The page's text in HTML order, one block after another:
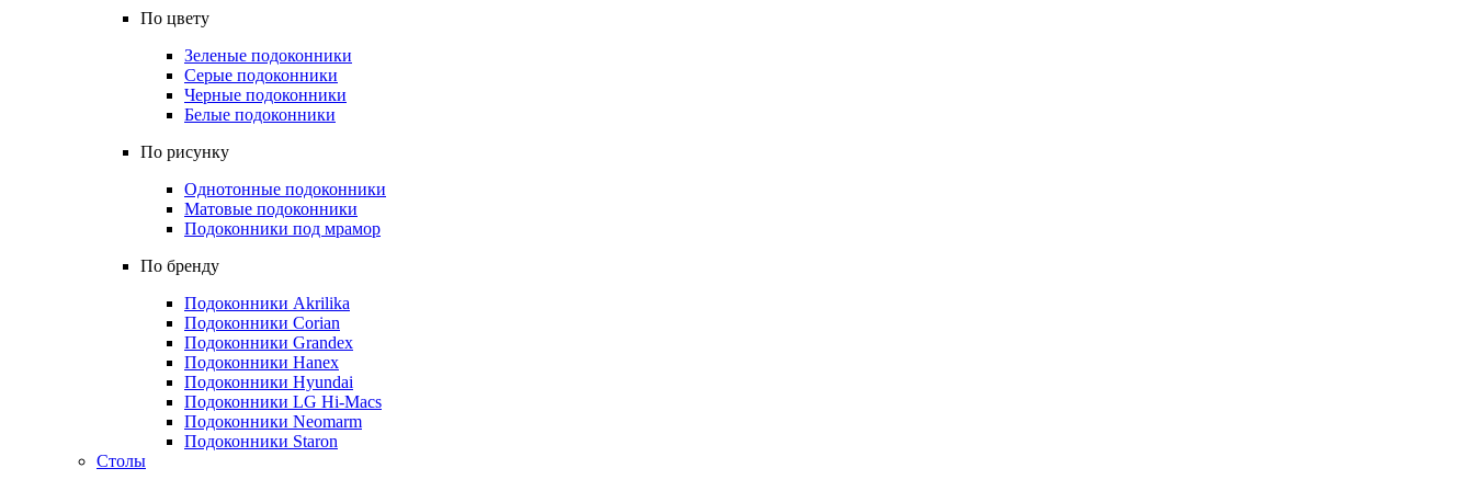
По цвету
Зеленые подоконники
Серые подоконники
Черные подоконники
Белые подоконники
По рисунку
Однотонные подоконники
Матовые подоконники
Подоконники под мрамор
По бренду
Подоконники Akrilika
Подоконники Corian
Подоконники Grandex
Подоконники Hanex
Подоконники Hyundai
Подоконники LG Hi-Macs
Подоконники Neomarm
Подоконники Staron
Столы